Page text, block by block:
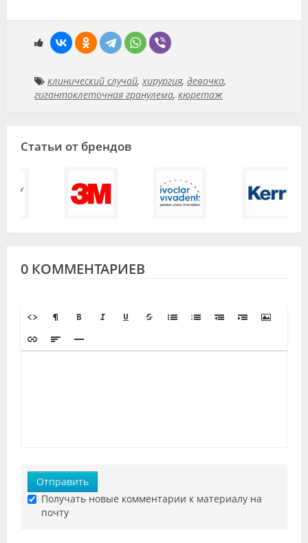
клинический случай, хирургия, девочка,
гигантоклеточная гранулема, кюретаж
Статьи от брендов
0 КОММЕНТАРИЕВ
Отправить
Получать новые комментарии к материалу на
почту